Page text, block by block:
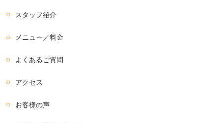
スタッフ紹介
メニュー／料金
よくあるご質問
アクセス
お客様の声